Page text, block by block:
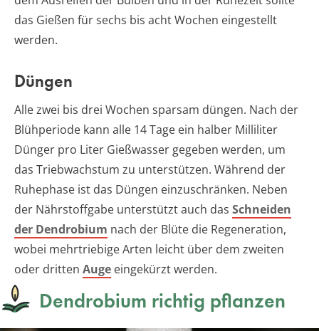
das Gießen für sechs bis acht Wochen eingestellt
werden.
Düngen
Alle zwei bis drei Wochen sparsam düngen. Nach der
Blühperiode kann alle 14 Tage ein halber Milliliter
Dünger pro Liter Gießwasser gegeben werden, um
das Triebwachstum zu unterstützen. Während der
Ruhephase ist das Düngen einzuschränken. Neben
der Nährstoffgabe unterstützt auch das Schneiden
der Dendrobium nach der Blüte die Regeneration,
wobei mehrtriebige Arten leicht über dem zweiten
oder dritten Auge eingekürzt werden.
Dendrobium richtig pflanzen